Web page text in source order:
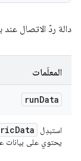
دالة ردّ الاتصال
المعلَمات
runData
استبدِل Data
يحتوي على بيانات